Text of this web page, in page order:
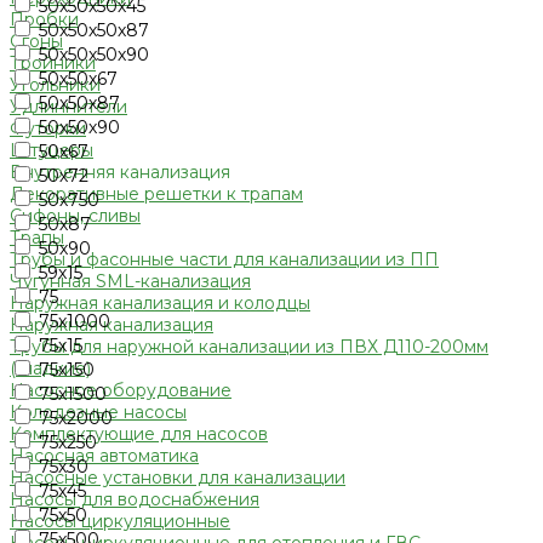
Пробки
Сгоны
Тройники
Угольники
Удлиннители
Футорки
Штуцеры
Внутренняя канализация
Декоративные решетки к трапам
Сифоны, сливы
Трапы
Трубы и фасонные части для канализации из ПП
Чугунная SML-канализация
Наружная канализация и колодцы
Наружная канализация
Трубы для наружной канализации из ПВХ Д110-200мм
(гладкие)
Насосное оборудование
Колодезные насосы
Комплектующие для насосов
Насосная автоматика
Насосные установки для канализации
Насосы для водоснабжения
Насосы циркуляционные
50х50х50х45
50х50х50х87
50х50х50х90
50х50х67
50х50х87
50х50х90
50х67
50х72
50х750
50х87
50х90
59х15
75
75х1000
75х15
75х150
75х1500
75х2000
75х250
75х30
75х45
75х50